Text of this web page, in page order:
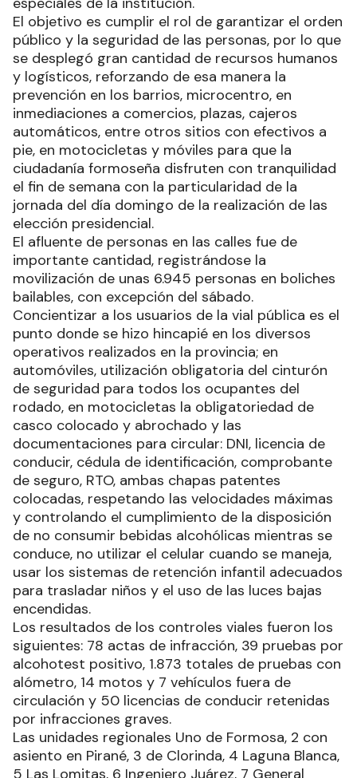
El objetivo es cumplir el rol de garantizar el orden
público y la seguridad de las personas, por lo que
se desplegó gran cantidad de recursos humanos
y logísticos, reforzando de esa manera la
prevención en los barrios, microcentro, en
inmediaciones a comercios, plazas, cajeros
automáticos, entre otros sitios con efectivos a
pie, en motocicletas y móviles para que la
ciudadanía formoseña disfruten con tranquilidad
el fin de semana con la particularidad de la
jornada del día domingo de la realización de las
elección presidencial.
El afluente de personas en las calles fue de
importante cantidad, registrándose la
movilización de unas 6.945 personas en boliches
bailables, con excepción del sábado.
Concientizar a los usuarios de la vial pública es el
punto donde se hizo hincapié en los diversos
operativos realizados en la provincia; en
automóviles, utilización obligatoria del cinturón
de seguridad para todos los ocupantes del
rodado, en motocicletas la obligatoriedad de
casco colocado y abrochado y las
documentaciones para circular: DNI, licencia de
conducir, cédula de identificación, comprobante
de seguro, RTO, ambas chapas patentes
colocadas, respetando las velocidades máximas
y controlando el cumplimiento de la disposición
de no consumir bebidas alcohólicas mientras se
conduce, no utilizar el celular cuando se maneja,
usar los sistemas de retención infantil adecuados
para trasladar niños y el uso de las luces bajas
encendidas.
Los resultados de los controles viales fueron los
siguientes: 78 actas de infracción, 39 pruebas por
alcohotest positivo, 1.873 totales de pruebas con
alómetro, 14 motos y 7 vehículos fuera de
circulación y 50 licencias de conducir retenidas
por infracciones graves.
Las unidades regionales Uno de Formosa, 2 con
asiento en Pirané, 3 de Clorinda, 4 Laguna Blanca,
5 Las Lomitas, 6 Ingeniero Juárez, 7 General